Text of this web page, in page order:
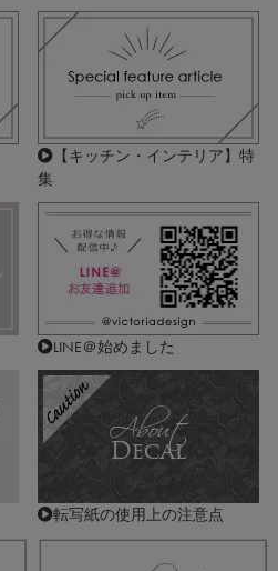
【キッチン・インテリア】特
集
LINE＠始めました
転写紙の使用上の注意点